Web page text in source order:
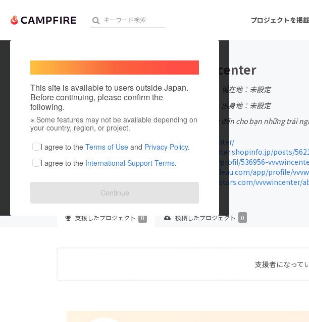
プロジェクトを掲
人気のプロジェクト 注目のリターン 注目の新着
アート・写真 音楽
テクノロジー・ガジェット
映像・映画
書籍・雑誌出版
ビジネス・起業
チャレンジ
まちづくり・地域活性化
This site is available to users outside Japan.
Before continuing, please confirm the
following.
※ Some features may not be available depending on
your country, region, or project.
I agree to the Terms of Use and Privacy Policy.
I agree to the International Support Terms.
Continue
vvvwincenter
在住国：日本
現在地：未設定
出身地：未設定
VVVWIN mang đến cho bạn những trải
vvvwin.center/
vvvwincenter.shopinfo.jp/posts/
starity.hu/profil/536956-
public.tableau.com/app/profile/
www.beatstars.com/vvvwincenter/
支援したプロジェクト 0 投稿したプロジェクト 0
支援者になって